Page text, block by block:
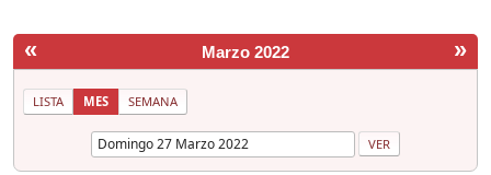
« »
Marzo 2022
LISTA MES SEMANA